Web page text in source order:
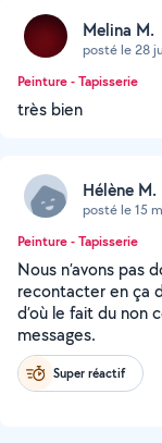
Melina M.
posté le 28
Peinture - Tapisserie
très bien
Hélène M.
posté le 15
Peinture - Tapisserie
Nous n’avons pas
recontacter en ça
d’où le fait du non
messages.
Super réactif